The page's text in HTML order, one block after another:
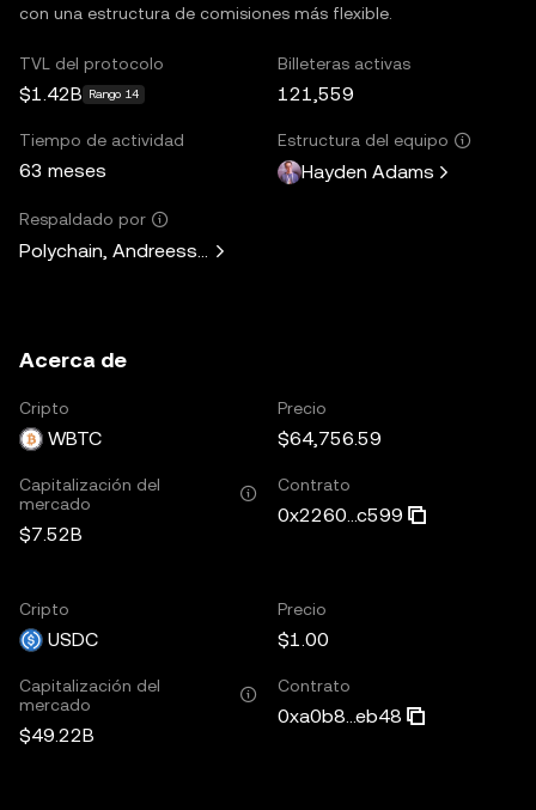
con una estructura de comisiones más flexible.
TVL del protocolo
$1.42B Rango 14
Billeteras activas
121,559
Tiempo de actividad
63 meses
Estructura del equipo
Hayden Adams
Respaldado por
Polychain, Andreessen Horowitz, Paradigm, Variant Fund,
Acerca de
Cripto
WBTC
Precio
$64,756.59
Capitalización del
mercado
$7.52B
Contrato
0x2260...c599
Cripto
USDC
Precio
$1.00
Capitalización del
mercado
$49.22B
Contrato
0xa0b8...eb48